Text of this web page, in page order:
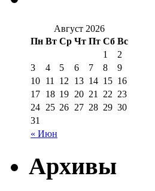
Август 2026
Пн Вт Ср Чт Пт Сб Вс
« Июн
1
2
3
4 5 6 7 8
9
10 11 12 13 14 15 16
17 18 19 20 21 22 23
24 25 26 27 28 29 30
31
Архивы